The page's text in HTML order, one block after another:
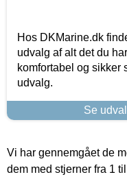
Hos DKMarine.dk
udvalg af alt det du
komfortabel og sikker
udvalg.
Se
Vi har gennemgået de
dem med stjerner fra 1